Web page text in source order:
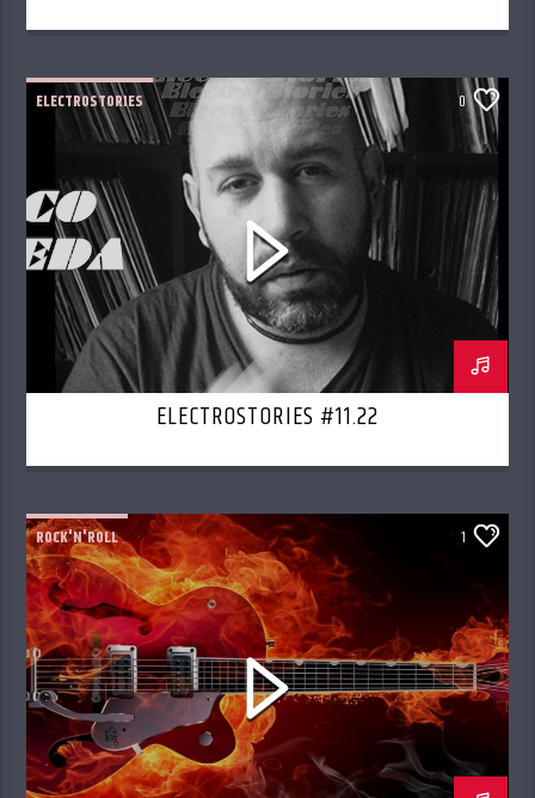
ELECTROSTORIES 0
ELECTROSTORIES #11.22
ROCK'N'ROLL 1